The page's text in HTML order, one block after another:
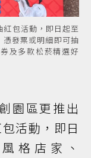
紅包活動，即日起至
發票或明細即可抽
及多款松菸精選好
園區更推出
活動，即日
格店家、